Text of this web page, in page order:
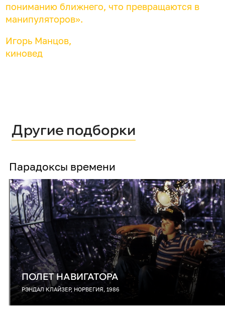
пониманию ближнего, что превращаются в
манипуляторов».
Игорь Манцов,
киновед
Другие подборки
Парадоксы времени
ПОЛЕТ НАВИГАТОРА
РЭНДАЛ КЛАЙЗЕР, НОРВЕГИЯ, 1986